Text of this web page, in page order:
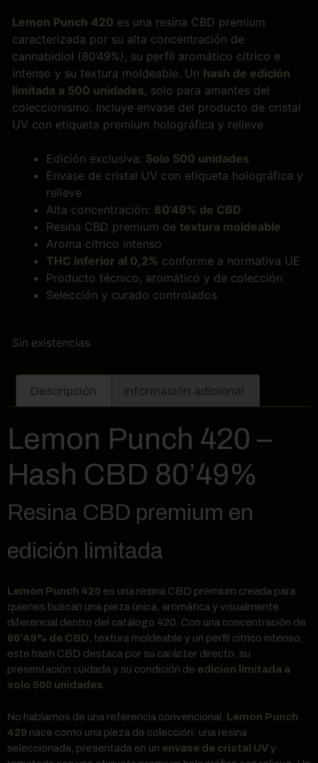
Lemon Punch 420 es una resina CBD premium
caracterizada por su alta concentración de
cannabidiol (80’49%), su perfil aromático cítrico e
intenso y su textura moldeable. Un hash de edición
limitada a 500 unidades, solo para amantes del
coleccionismo. Incluye envase del producto de cristal
UV con etiqueta premium holográfica y relieve.
Edición exclusiva: Solo 500 unidades
Envase de cristal UV con etiqueta holográfica y
relieve
Alta concentración: 80’49% de CBD
Resina CBD premium de textura moldeable
Aroma cítrico intenso
THC inferior al 0,2% conforme a normativa UE
Producto técnico, aromático y de colección
Selección y curado controlados
Sin existencias
Descripción Información adicional
Lemon Punch 420 –
Hash CBD 80’49%
Resina CBD premium en
edición limitada
Lemon Punch 420 es una resina CBD premium creada para
quienes buscan una pieza única, aromática y visualmente
diferencial dentro del catálogo 420. Con una concentración de
80’49% de CBD, textura moldeable y un perfil cítrico intenso,
este hash CBD destaca por su carácter directo, su
presentación cuidada y su condición de edición limitada a
solo 500 unidades.
No hablamos de una referencia convencional. Lemon Punch
420 nace como una pieza de colección: una resina
seleccionada, presentada en un envase de cristal UVy